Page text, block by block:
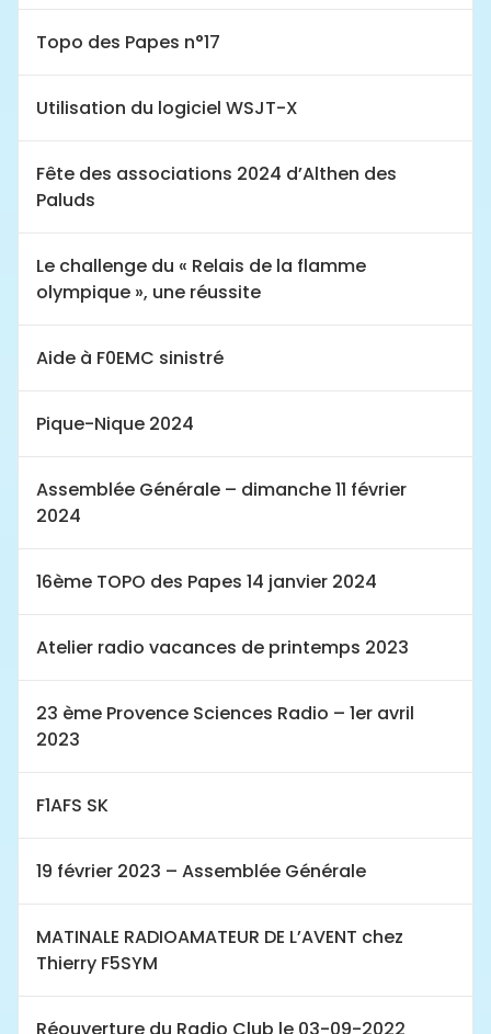
Topo des Papes n°17
Utilisation du logiciel WSJT-X
Fête des associations 2024 d’Althen des
Paluds
Le challenge du « Relais de la flamme
olympique », une réussite
Aide à F0EMC sinistré
Pique-Nique 2024
Assemblée Générale – dimanche 11 février
2024
16ème TOPO des Papes 14 janvier 2024
Atelier radio vacances de printemps 2023
23 ème Provence Sciences Radio – 1er avril
2023
F1AFS SK
19 février 2023 – Assemblée Générale
MATINALE RADIOAMATEUR DE L’AVENT chez
Thierry F5SYM
Réouverture du Radio Club le 03-09-2022